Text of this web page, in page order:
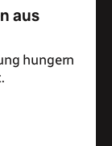
aus
hungern